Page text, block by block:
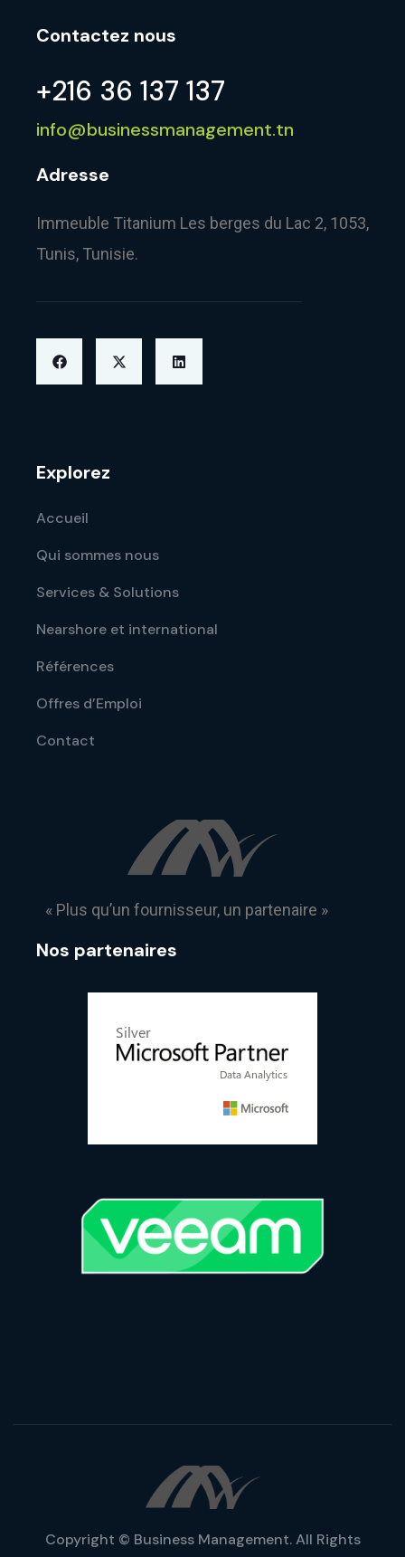
Contactez nous
+216 36 137 137
info@businessmanagement.tn
Adresse
Immeuble Titanium Les berges du Lac 2, 1053,
Tunis, Tunisie.
Explorez
Accueil
Qui sommes nous
Services & Solutions
Nearshore et international
Références
Offres d’Emploi
Contact
« Plus qu’un fournisseur, un partenaire »
Nos partenaires
Copyright © Business Management. All Rights